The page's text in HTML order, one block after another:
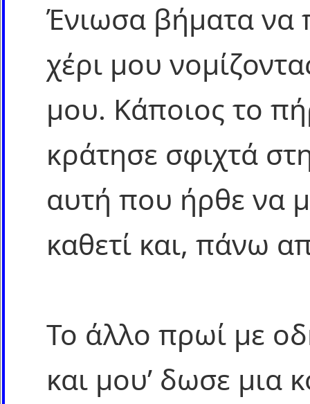
Ένιωσα βήματα να
χέρι μου
μου. Κάποιος το
κράτησε σφιχτά
αυτή που ήρθε να
καθετί και, πάνω
Το άλλο πρωί με
και μου’ δωσε μια